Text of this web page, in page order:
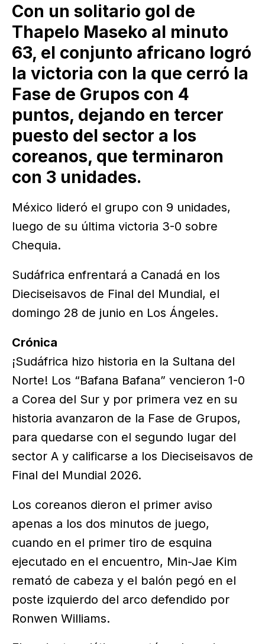
Con un solitario gol de
Thapelo Maseko al minuto
63, el conjunto africano logró
la victoria con la que cerró la
Fase de Grupos con 4
puntos, dejando en tercer
puesto del sector a los
coreanos, que terminaron
con 3 unidades.
México lideró el grupo con 9 unidades,
luego de su última victoria 3-0 sobre
Chequia.
Sudáfrica enfrentará a Canadá en los
Dieciseisavos de Final del Mundial, el
domingo 28 de junio en Los Ángeles.
Crónica
¡Sudáfrica hizo historia en la Sultana del
Norte! Los “Bafana Bafana” vencieron 1-0
a Corea del Sur y por primera vez en su
historia avanzaron de la Fase de Grupos,
para quedarse con el segundo lugar del
sector A y calificarse a los Dieciseisavos de
Final del Mundial 2026.
Los coreanos dieron el primer aviso
apenas a los dos minutos de juego,
cuando en el primer tiro de esquina
ejecutado en el encuentro, Min-Jae Kim
remató de cabeza y el balón pegó en el
poste izquierdo del arco defendido por
Ronwen Williams.